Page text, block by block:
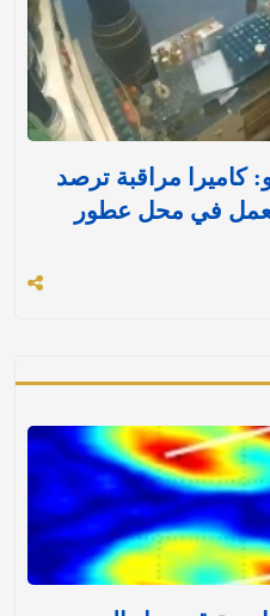
كاميرا مراقبة ترصد
في محل عطور